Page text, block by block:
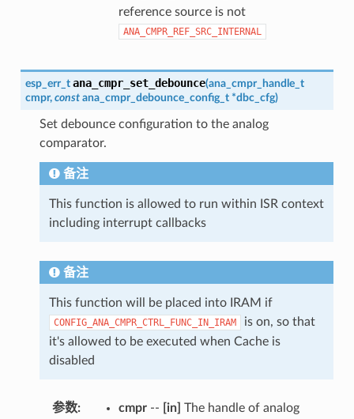
reference source is not
ANA_CMPR_REF_SRC_INTERNAL
esp_err_t ana_cmpr_set_debounce(ana_cmpr_handle_t
cmpr, const ana_cmpr_debounce_config_t *dbc_cfg)
Set debounce configuration to the analog
comparator.
备注
This function is allowed to run within ISR context
including interrupt callbacks
备注
This function will be placed into IRAM if
CONFIG_ANA_CMPR_CTRL_FUNC_IN_IRAM
is on, so that
it's allowed to be executed when Cache is
disabled
参数: cmpr-- [in] The handle of analog